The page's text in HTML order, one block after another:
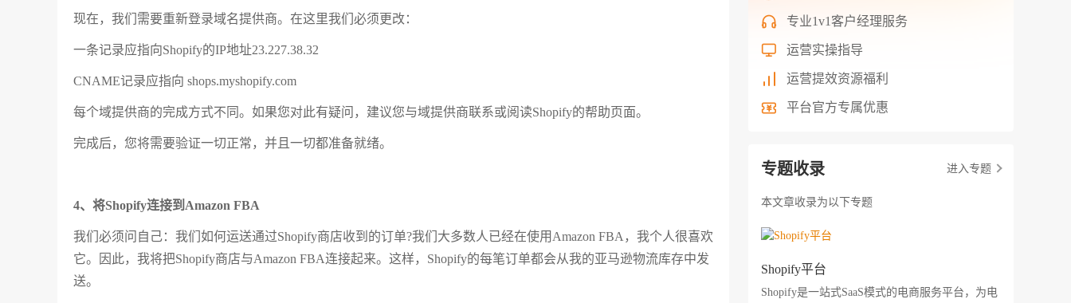
现在，我们需要重新登录域名提供商。在这里我们必须更改：
一条记录应指向Shopify的IP地址23.227.38.32
CNAME记录应指向 shops.myshopify.com
每个域提供商的完成方式不同。如果您对此有疑问，建议您与域提供商联系或阅读Shopify的帮助页面。
完成后，您将需要验证一切正常，并且一切都准备就绪。
4、将Shopify连接到Amazon FBA
我们必须问自己：我们如何运送通过Shopify商店收到的订单?我们大多数人已经在使用Amazon FBA，我个人很喜欢
它。因此，我将把Shopify商店与Amazon FBA连接起来。这样，Shopify的每笔订单都会从我的亚马逊物流库存中发
送。
专业1v1客户经理服务
运营实操指导
运营提效资源福利
平台官方专属优惠
专题收录 进入专题
本文章收录为以下专题
Shopify平台
Shopify是一站式SaaS模式的电商服务平台，为电